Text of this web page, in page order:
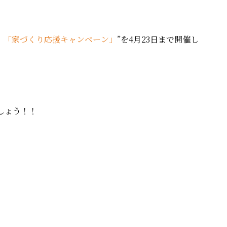
家づくり応援キャンペーン」 ”を4月23日まで開催し
う！！